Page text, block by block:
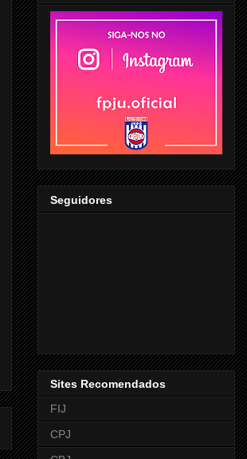
Seguidores
Sites Recomendados
FIJ
CPJ